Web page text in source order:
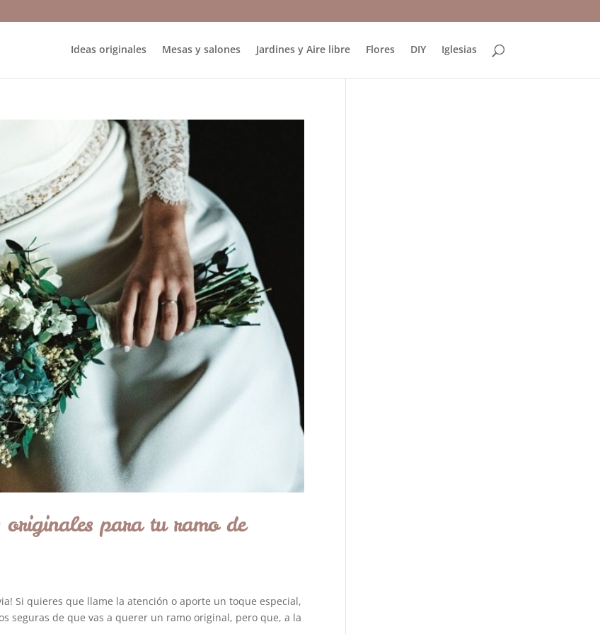
Ideas originales Mesas y salones Jardines y Aire libre Flores DIY Iglesias
originales para tu ramo de
Si quieres que llame la atención o aporte un toque especial,
seguras de que vas a querer un ramo original, pero que, a la